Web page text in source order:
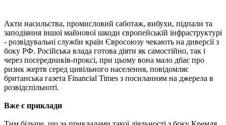
Акти насильства, промисловий саботаж, вибухи, підпали та
заподіяння іншої майнової шкоди європейській інфраструктурі
- розвідувальні служби країн Євросоюзу чекають на диверсії з
боку РФ. Російська влада готова діяти як самостійно, так і
через посередників-проксі, при цьому вона мало дбає про
ризик жертв серед цивільного населення, повідомляє
британська газета Financial Times з посиланням на джерела в
розвідспільноті.
Вже є приклади